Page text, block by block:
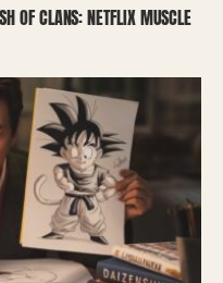
OF CLANS: NETFLIX MUSCLE